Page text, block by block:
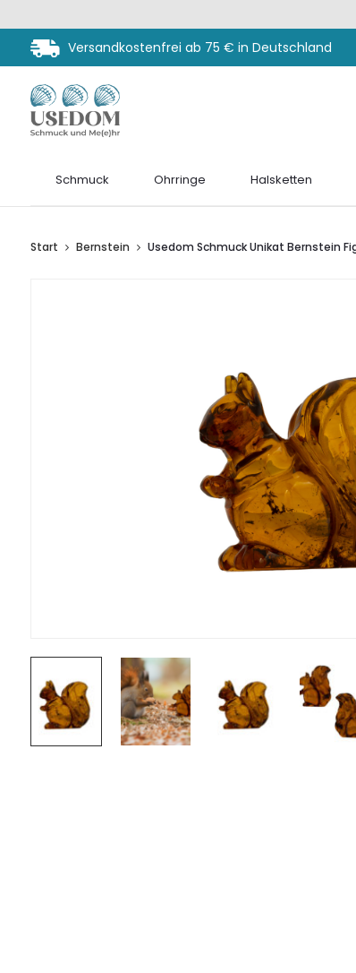
Versandkostenfrei ab 75 € in Deutschland
Schmuck Ohrringe Halsketten
Start Bernstein Usedom Schmuck Unikat Bernstein